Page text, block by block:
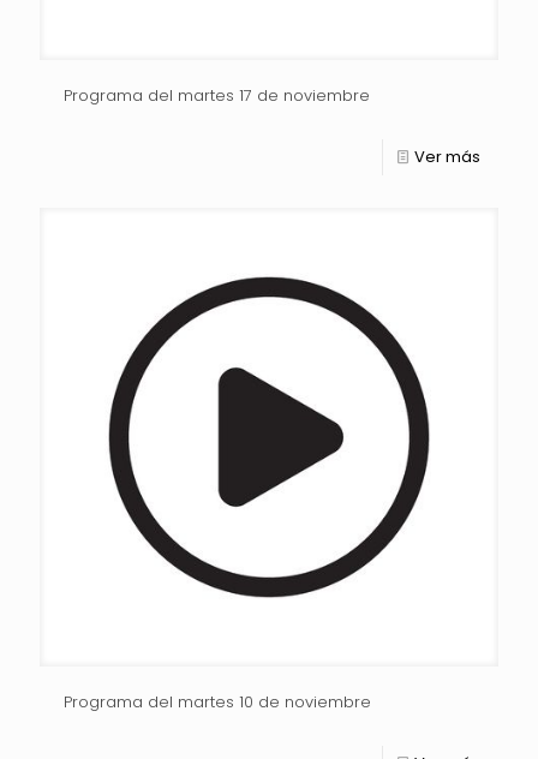
Programa del martes 17 de noviembre
Ver más
Programa del martes 10 de noviembre